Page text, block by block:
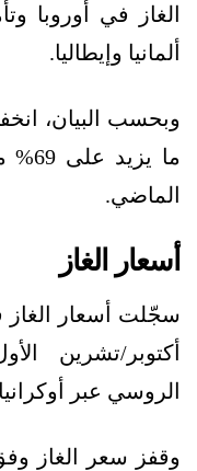
الغاز في أوروبا
ألمانيا وإيطاليا.
ما
الماضي.
أسعار الغاز
سجّلت أسعار الغاز
الروسي عبر
وقفز سعر الغاز